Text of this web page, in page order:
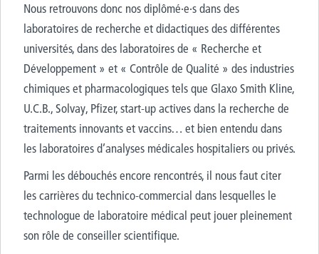
Nous retrouvons donc nos diplômé·e·s dans des
laboratoires de recherche et didactiques des différentes
universités, dans des laboratoires de « Recherche et
Développement » et « Contrôle de Qualité » des industries
chimiques et pharmacologiques tels que Glaxo Smith Kline,
U.C.B., Solvay, Pfizer, start-up actives dans la recherche de
traitements innovants et vaccins… et bien entendu dans
les laboratoires d’analyses médicales hospitaliers ou privés.
Parmi les débouchés encore rencontrés, il nous faut citer
les carrières du technico-commercial dans lesquelles le
technologue de laboratoire médical peut jouer pleinement
son rôle de conseiller scientifique.